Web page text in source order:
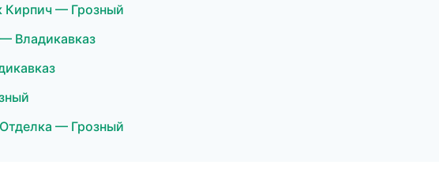
Кирпич — Грозный
Владикавказ
— Грозный